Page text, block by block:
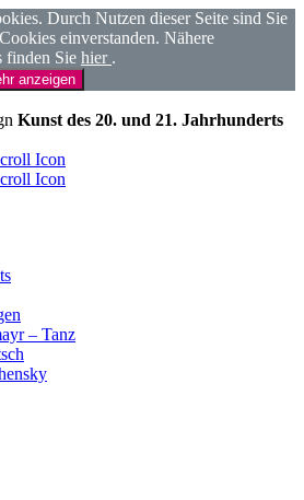
Durch Nutzen dieser Seite sind Sie
einverstanden. Nähere
finden Sie hier .
anzeigen
Kunst des 20. und 21. Jahrhunderts
– Tanz